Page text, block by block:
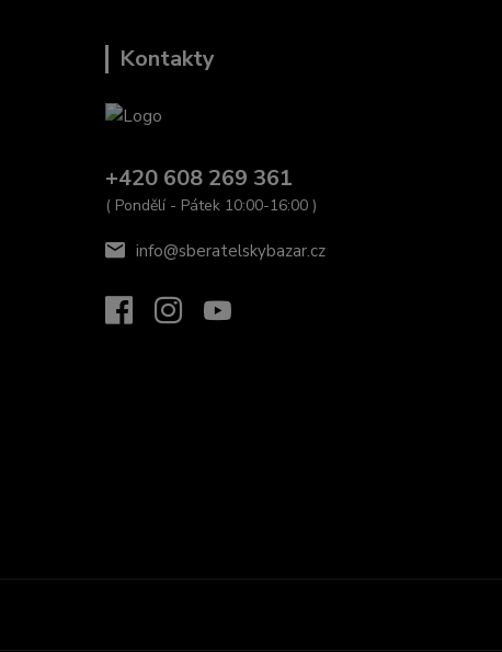
Kontakty
+420 608 269 361
( Pondělí - Pátek 10:00-16:00 )
info@sberatelskybazar.cz